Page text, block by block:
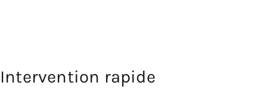
Intervention rapide